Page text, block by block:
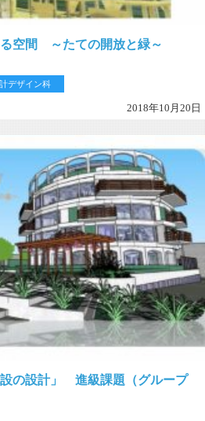
空間 ～たての開放と緑～
デザイン科
2018年10月20日
設の設計」 進級課題（グループ